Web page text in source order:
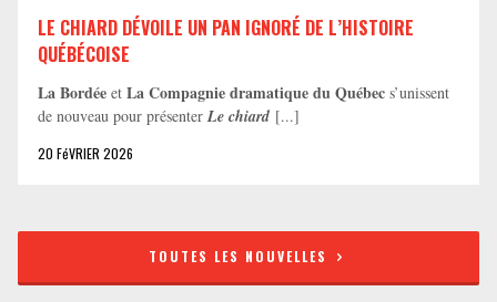
LE CHIARD DÉVOILE UN PAN IGNORÉ DE L’HISTOIRE
QUÉBÉCOISE
La Bordée et La Compagnie dramatique du Québec s’unissent
de nouveau pour présenter Le chiard [...]
20 FéVRIER 2026
TOUTES LES NOUVELLES